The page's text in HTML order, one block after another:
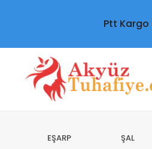
Ptt Kargo
EŞARP ŞAL